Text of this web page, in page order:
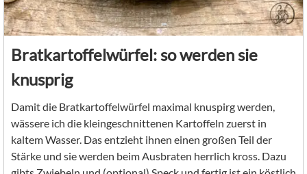
Bratkartoffelwürfel: so werden sie
knusprig
Damit die Bratkartoffelwürfel maximal knuspirg werden,
wässere ich die kleingeschnittenen Kartoffeln zuerst in
kaltem Wasser. Das entzieht ihnen einen großen Teil der
Stärke und sie werden beim Ausbraten herrlich kross. Dazu